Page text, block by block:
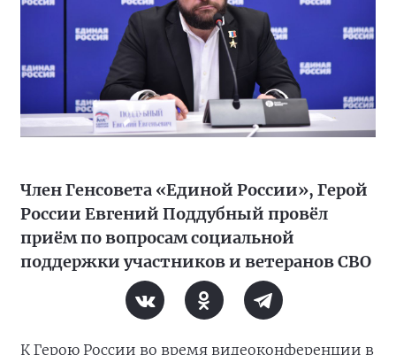
Член Генсовета «Единой России», Герой
России Евгений Поддубный провёл
приём по вопросам социальной
поддержки участников и ветеранов СВО
К Герою России во время видеоконференции в